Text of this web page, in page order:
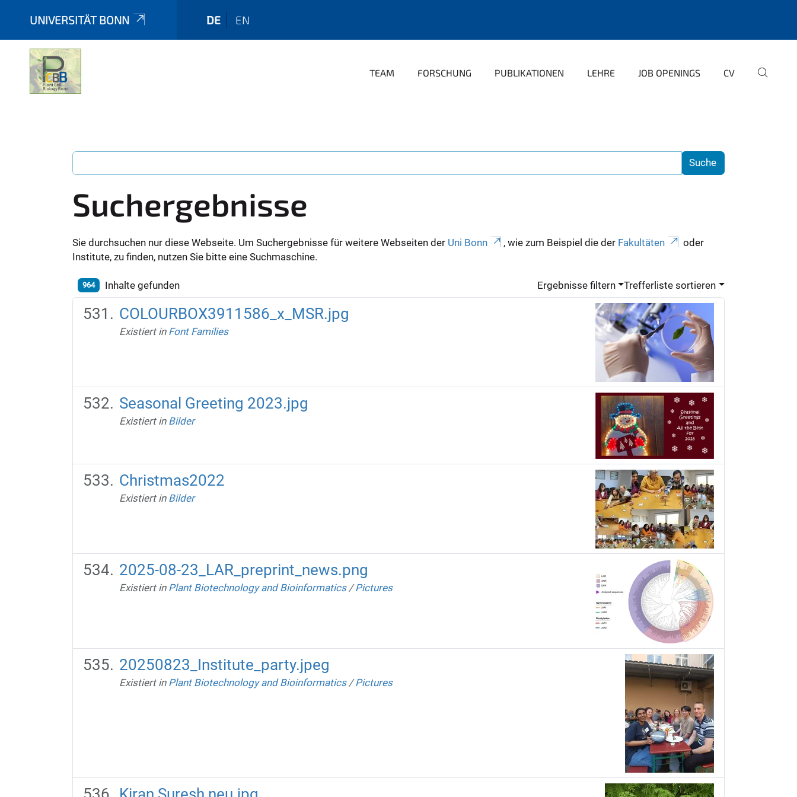
UNIVERSITÄT BONN DE EN
TEAM FORSCHUNG PUBLIKATIONEN LEHRE JOB OPENINGS CV
Suchergebnisse
Sie durchsuchen nur diese Webseite. Um Suchergebnisse für weitere Webseiten der Uni Bonn , wie zum Beispiel die der Fakultäten
oder
Institute, zu finden, nutzen Sie bitte eine Suchmaschine.
964 Inhalte gefunden Ergebnisse filtern Trefferliste sortieren
COLOURBOX3911586_x_MSR.jpg
Existiert in Font Families
Seasonal Greeting 2023.jpg
Existiert in Bilder
Christmas2022
Existiert in Bilder
2025-08-23_LAR_preprint_news.png
Existiert in Plant Biotechnology and Bioinformatics /Pictures
20250823_Institute_party.jpeg
Existiert in Plant Biotechnology and Bioinformatics /Pictures